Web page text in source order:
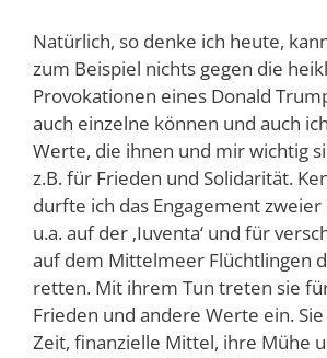
Natürlich, so denke ich heute,
zum Beispiel nichts gegen die
Provokationen eines Donald
auch einzelne können und auch
Werte, die ihnen und mir wichtig
z.B. für Frieden und Solidarität.
durfte ich das Engagement
u.a. auf der ‚Iuventa‘ und für
auf dem Mittelmeer Flüchtlingen
retten. Mit ihrem Tun treten sie
Frieden und andere Werte ein.
Zeit, finanzielle Mittel, ihre Mühe